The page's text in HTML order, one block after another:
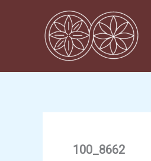
περιεχόμενο
100_8662